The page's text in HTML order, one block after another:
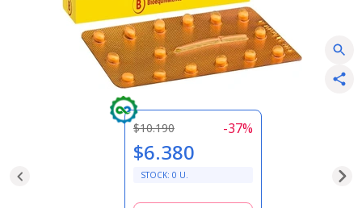
$10.190 -37%
$6.380
STOCK: 0 U.